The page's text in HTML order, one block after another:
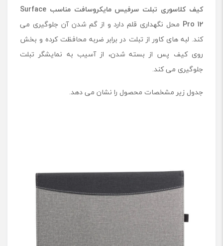
e
P
r
o
1
2
ی
کیف کلاسوری تبلت سرفیس مایکروسافت مناسب Surface
Pro 12 محل نگهداری قلم دارد و از گم شدن آن جلوگیری می
کند. لبه های کاور از تبلت در برابر ضربه محافظت کرده و بخش
روی کیف پس از بسته شدن،‌ از آسیب به نمایشگر تبلت
جلوگیری می کند.
جدول زیر مشخصات محصول را نشان می دهد.